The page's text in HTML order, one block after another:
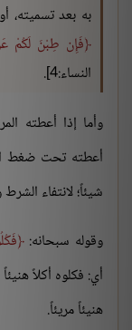
به بعد تسميته،
فَإِن طِبْنَ لَكُمْ
النساء:4].
وأما إذا أعطته
أعطته تحت ضغط
شيئاً؛ لانتفاء
وقوله سبحانه:
أي: فكلوه أكلاً
هنيئاً مريئاً.